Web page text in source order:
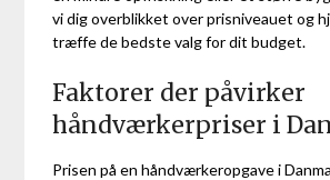
vi dig overblikket over prisniveauet og
træffe de bedste valg for dit budget.
Faktorer der påvirker
håndværkerpriser i
Prisen på en håndværkeropgave i